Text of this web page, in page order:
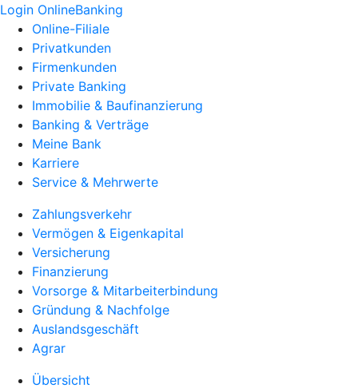
Login OnlineBanking
Online-Filiale
Privatkunden
Firmenkunden
Private Banking
Immobilie & Baufinanzierung
Banking & Verträge
Meine Bank
Karriere
Service & Mehrwerte
Zahlungsverkehr
Vermögen & Eigenkapital
Versicherung
Finanzierung
Vorsorge & Mitarbeiterbindung
Gründung & Nachfolge
Auslandsgeschäft
Agrar
Übersicht